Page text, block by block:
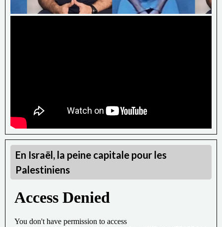
En Israël, la peine capitale pour les
Palestiniens